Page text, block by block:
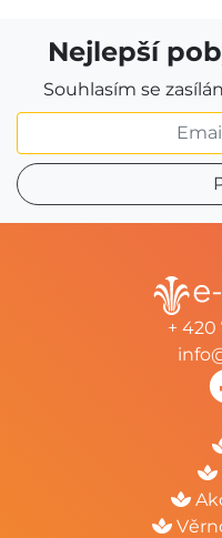
Nejlepší
Souhlasím se
+ 420